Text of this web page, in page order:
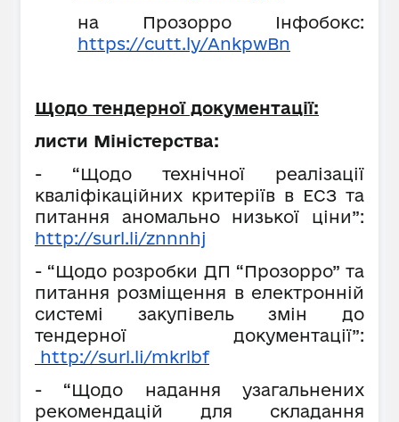
на Прозорро Інфобокс:
https://cutt.ly/AnkpwBn
Щодо тендерної документації:
листи Міністерства:
- “Щодо технічної реалізації
кваліфікаційних критеріїв в ЕСЗ та
питання аномально низької ціни”:
http://surl.li/znnnhj
- “Щодо розробки ДП “Прозорро” та
питання розміщення в електронній
системі закупівель змін до
тендерної документації”:
http://surl.li/mkrlbf
- “Щодо надання узагальнених
рекомендацій для складання